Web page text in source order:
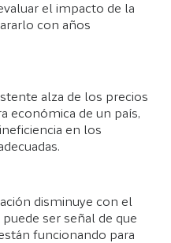
el impacto de la
con años
alza de los precios
económica de un país,
en los
disminuye con el
ser señal de que
funcionando para